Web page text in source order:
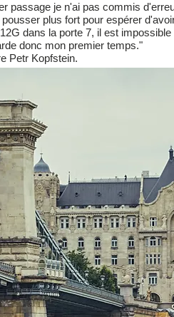
passage je n'ai pas commis
plus fort pour espérer
dans la porte 7, il est
donc mon premier temps."
Petr Kopfstein.